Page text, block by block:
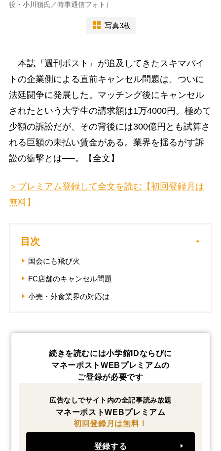
役・小川嶺氏／時事通信フォト）
写真3枚
本誌『週刊ポスト』が追及してきたスキマバイ
トの企業側による直前キャンセル問題は、ついに
法廷闘争に発展した。マッチング後にキャンセル
されたという大学生の請求額は1万4000円。極めて
少額の訴訟だが、その背後には300億円とも試算さ
れる巨額の未払い賃金がある。業界を揺るがす訴
訟の衝撃とは──。【全文】
＞プレミアム登録して全文を読む【初回登録月は
無料】
目次
国会にも飛び火
FC店舗のキャンセル問題
小売・外食業界の対応は
続きを読むには小学館IDならびに
マネーポストWEBプレミアムの
ご登録が必要です
広告なしでサイト内の全記事読み放題
マネーポストWEBプレミアム
初回登録月は無料！
登録する